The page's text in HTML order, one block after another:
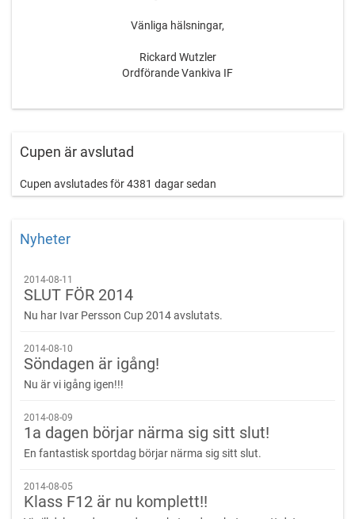
Vänliga hälsningar,
Rickard Wutzler
Ordförande Vankiva IF
Cupen är avslutad
Cupen avslutades för 4381 dagar sedan
Nyheter
2014-08-11
SLUT FÖR 2014
Nu har Ivar Persson Cup 2014 avslutats.
2014-08-10
Söndagen är igång!
Nu är vi igång igen!!!
2014-08-09
1a dagen börjar närma sig sitt slut!
En fantastisk sportdag börjar närma sig sitt slut.
2014-08-05
Klass F12 är nu komplett!!